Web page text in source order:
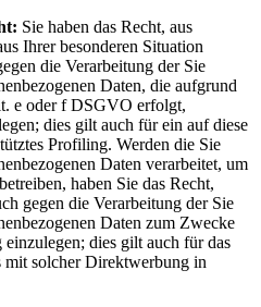
Sie haben das Recht, aus
Ihrer besonderen Situation
die Verarbeitung der Sie
Daten, die aufgrund
e oder f DSGVO erfolgt,
dies gilt auch für ein auf diese
Profiling. Werden die Sie
Daten verarbeitet, um
haben Sie das Recht,
gegen die Verarbeitung der Sie
Daten zum Zwecke
einzulegen; dies gilt auch für das
solcher Direktwerbung in